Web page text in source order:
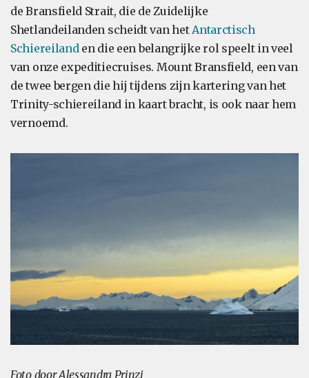
de Bransfield Strait, die de Zuidelijke
Shetlandeilanden scheidt van het Antarctisch
Schiereiland en die een belangrijke rol speelt in veel
van onze expeditiecruises. Mount Bransfield, een van
de twee bergen die hij tijdens zijn kartering van het
Trinity-schiereiland in kaart bracht, is ook naar hem
vernoemd.
Foto door Alessandra Prinzi